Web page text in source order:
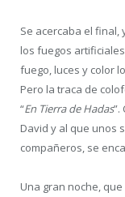
Se acercaba el
los fuegos
fuego, luces y color
Pero la traca de
“En Tierra de Hadas
David y al que unos
compañeros, se
Una gran noche,